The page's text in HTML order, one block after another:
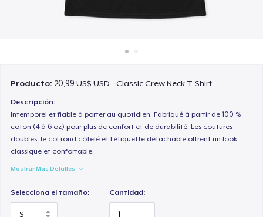
Producto: 20,99 US$ USD - Classic Crew Neck T-Shirt
Descripción:
Intemporel et fiable à porter au quotidien. Fabriqué à partir de 100 %
coton (4 à 6 oz) pour plus de confort et de durabilité. Les coutures
doubles, le col rond côtelé et l'étiquette détachable offrent un look
classique et confortable.
Mostrar Más Detalles
Selecciona el tamaño: Cantidad: